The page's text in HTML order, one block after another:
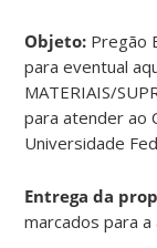
Objeto: Pregão
para eventual
MATERIAIS/
para atender ao
Universidade
Entrega da
marcados para